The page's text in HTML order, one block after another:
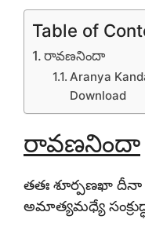
Table of
రావణనిందా
Aranya
Download
రావణనిందా
తతః శూర్పణఖా
అమాత్యమధ్యే